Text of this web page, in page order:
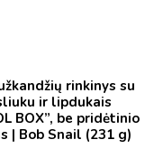
rinkinys su
ir lipdukais
BOX”, be pridėtinio
| Bob Snail (231 g)